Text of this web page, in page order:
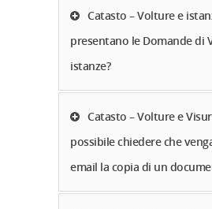
Catasto – Volture e
presentano le Domande di
istanze?
Catasto – Volture e
possibile chiedere che
email la copia di un